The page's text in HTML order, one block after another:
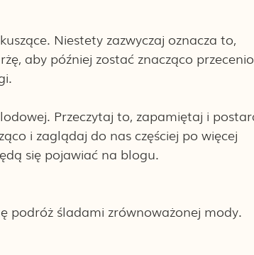
Niestety zazwyczaj oznacza to,
aby później zostać znacząco
Przeczytaj to, zapamiętaj i
i zaglądaj do nas częściej po więcej
się pojawiać na blogu.
podróż śladami zrównoważonej mody.